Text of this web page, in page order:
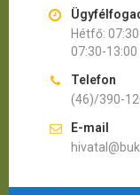
Hétfő:
07:30-13:00
Telefon
(46)/390-
E-mail